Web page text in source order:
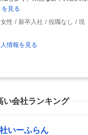
を見る
女性 新卒入社 役職なし
現
情報を見る
い会社ランキング
いーふらん